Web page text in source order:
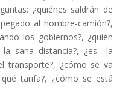
¿quiénes saldrán de
al hombre-camión?,
los gobiernos?, ¿quién
sana distancia?, ¿es la
transporte?, ¿cómo se va
tarifa?, ¿cómo se está